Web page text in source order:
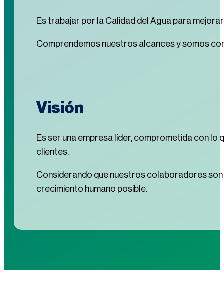
Es trabajar por la Calidad del Agua para
Comprendemos nuestros alcances y somos
Visión
Es ser una empresa líder, comprometida con
clientes.
Considerando que nuestros colaboradores
crecimiento humano posible.